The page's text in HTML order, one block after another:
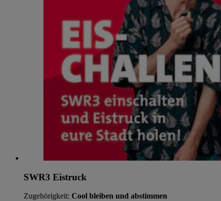
SWR3 Eistruck
Zugehörigkeit: Cool bleiben und abstimmen